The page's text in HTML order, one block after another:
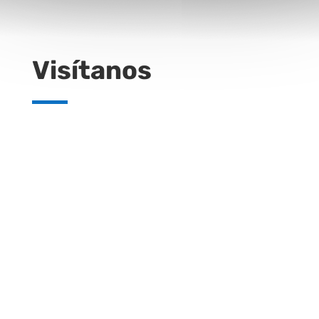
Visítanos